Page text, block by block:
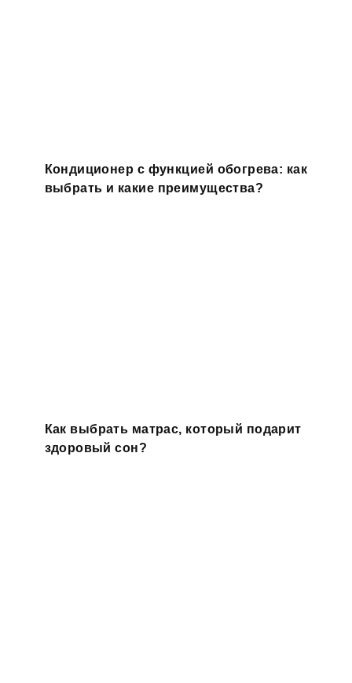
Кондиционер с функцией обогрева: как
выбрать и какие преимущества?
Как выбрать матрас, который подарит
здоровый сон?